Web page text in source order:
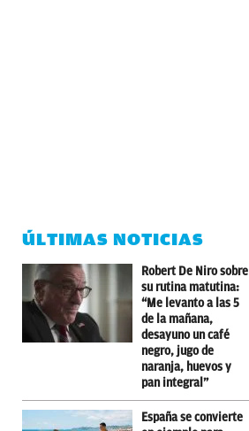
ÚLTIMAS NOTICIAS
Robert De Niro sobre
su rutina matutina:
“Me levanto a las 5
de la mañana,
desayuno un café
negro, jugo de
naranja, huevos y
pan integral”
España se convierte